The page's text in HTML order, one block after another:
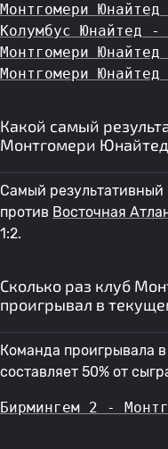
Монтгомери
Колумбус Юнайтед -
Монтгомери
Монтгомери
Какой самый
Монтгомери
Самый результативный
против Восточная
1:2.
Сколько раз клуб
проигрывал в
Команда проигрывала
составляет 50% от
Бирмингем 2 -